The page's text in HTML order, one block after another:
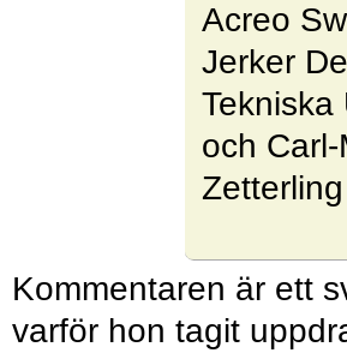
Acreo
Jerker
Tekniska
och Carl-
Kommentaren är ett
varför hon tagit